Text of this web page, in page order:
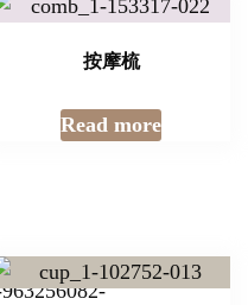
按摩梳
Read more